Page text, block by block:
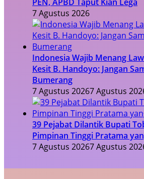
7 Agustus 2026
Indonesia Wajib Menang
Kesit B. Handoyo: Jangan
Bumerang
7 Agustus 20267 Agustus
39 Pejabat Dilantik Bupati
Pimpinan Tinggi Pratama
7 Agustus 20267 Agustus